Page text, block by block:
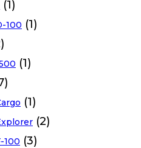
(1)
100 (1)
(1)
(1)
(2)
100 (3)